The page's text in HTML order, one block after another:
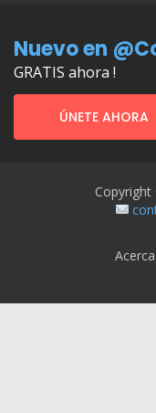
Nuevo en
GRATIS ahora !
ÚNETE AHORA